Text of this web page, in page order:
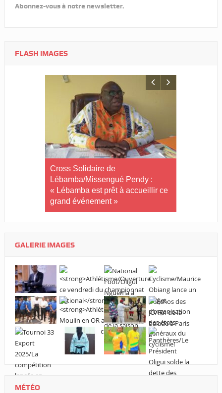
Abonnez-vous à notre newsletter.
FLASH IMAGES
Cross Solidaire de
Lébamba/Missengué Pendy :
« Lébamba est prêt à accueillir ce
grand événement »
GALERIE IMAGES
MÉTÉO